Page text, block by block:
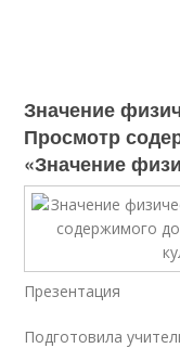
Значение
Просмотр
«Значение
Презентация
Подготовила